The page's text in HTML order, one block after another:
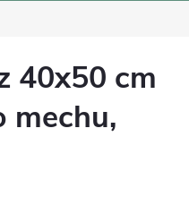
40x50 cm
mechu,